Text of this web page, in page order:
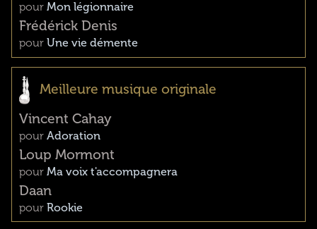
pour Mon légionnaire
Frédérick Denis
pour Une vie démente
Meilleure musique originale
Vincent Cahay
pour Adoration
Loup Mormont
pour Ma voix t'accompagnera
Daan
pour Rookie